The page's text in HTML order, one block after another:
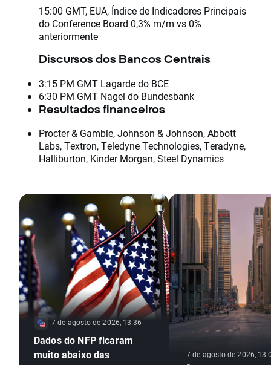
15:00 GMT, EUA, Índice de Indicadores Principais
do Conference Board 0,3% m/m vs 0%
anteriormente
Discursos dos Bancos Centrais
3:15 PM GMT Lagarde do BCE
6:30 PM GMT Nagel do Bundesbank
Resultados financeiros
Procter & Gamble, Johnson & Johnson, Abbott
Labs, Textron, Teledyne Technologies, Teradyne,
Halliburton, Kinder Morgan, Steel Dynamics
7 de agosto de 2026, 13:36
Dados do NFP ficaram
muito abaixo das
7 de agosto de 2026,